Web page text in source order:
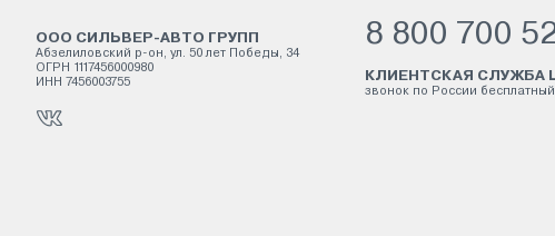
ООО СИЛЬВЕР-АВТО ГРУПП
Абзелиловский р-он, ул. 50 лет Победы, 34
ОГРН 1117456000980
ИНН 7456003755
8 800 700
КЛИЕНТСКАЯ СЛУЖБА
звонок по России бесплатный